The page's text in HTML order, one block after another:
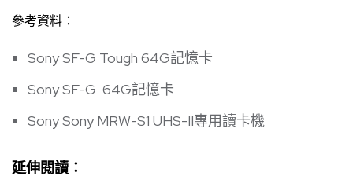
參考資料：
Sony SF-G Tough 64G記憶卡
Sony SF-G 64G記憶卡
Sony Sony MRW-S1 UHS-II專用讀卡機
延伸閱讀：